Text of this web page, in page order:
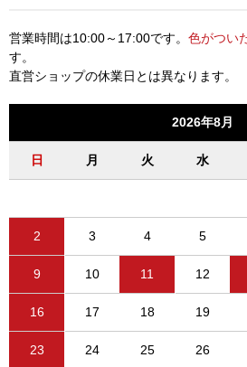
営業時間は10:00～17:00です。 色がつい
す。
直営ショップの休業日とは異なります。
2026年8月
日 月 火 水
2 3 4 5
9 10 11 12
16 17 18 19
23 24 25 26